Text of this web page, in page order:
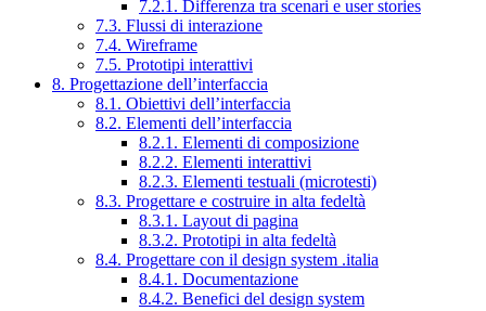
7.2.1. Differenza tra scenari e user stories
7.3. Flussi di interazione
7.4. Wireframe
7.5. Prototipi interattivi
8. Progettazione dell’interfaccia
8.1. Obiettivi dell’interfaccia
8.2. Elementi dell’interfaccia
8.2.1. Elementi di composizione
8.2.2. Elementi interattivi
8.2.3. Elementi testuali (microtesti)
8.3. Progettare e costruire in alta fedeltà
8.3.1. Layout di pagina
8.3.2. Prototipi in alta fedeltà
8.4. Progettare con il design system .italia
8.4.1. Documentazione
8.4.2. Benefici del design system